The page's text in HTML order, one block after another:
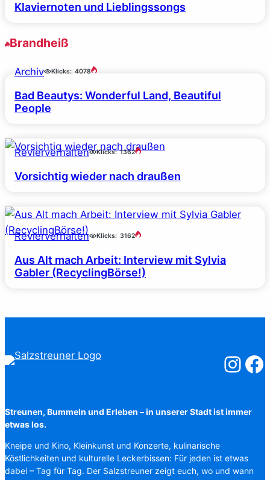
Klaviernoten und Lieblingssongs
Brandheiß
Archiv Klicks: 4078
Bad Beautys: Wonderful Land, Beautiful
People
Revierverhalten Klicks: 1362
Vorsichtig wieder nach draußen
Revierverhalten Klicks: 3162
Aus Alt mach Arbeit: Interview mit Sylvia
Gabler (RecyclingBörse!)
Streunen, Bummeln und Erleben – in unserer Stadt ist immer
etwas los.
Kneipe und Kino, Kleinkunst und Konzerte, kulinarische
Köstlichkeiten und kulturelle Leckerbissen: Für jeden ist etwas
dabei – Tag für Tag. Der Salzstreuner zeigt euch, wo und wann